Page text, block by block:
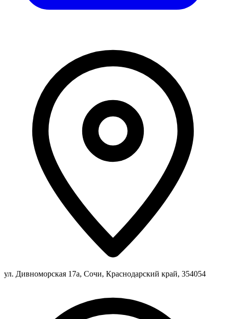
ул. Дивноморская 17а, Сочи, Краснодарский край, 354054